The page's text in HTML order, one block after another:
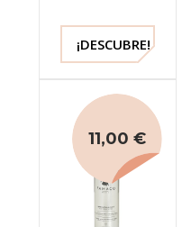
¡DESCUBRE!
11,00 €